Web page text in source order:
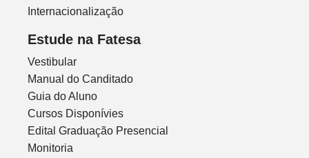
Internacionalização
Estude na Fatesa
Vestibular
Manual do Canditado
Guia do Aluno
Cursos Disponívies
Edital Graduação Presencial
Monitoria